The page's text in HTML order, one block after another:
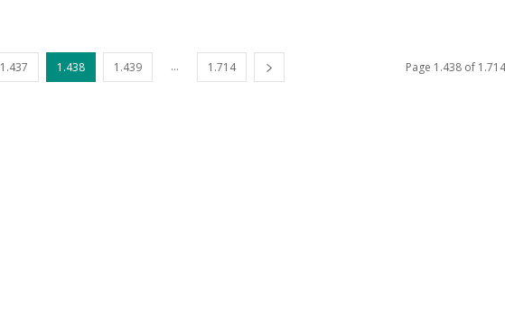
1.437 1.438 1.439 ... 1.714 Page 1.438 of 1.714